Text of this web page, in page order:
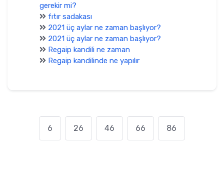
gerekir mi?
fıtır sadakası
2021 üç aylar ne zaman başlıyor?
2021 üç aylar ne zaman başlıyor?
Regaip kandili ne zaman
Regaip kandilinde ne yapılır
6 26 46 66 86